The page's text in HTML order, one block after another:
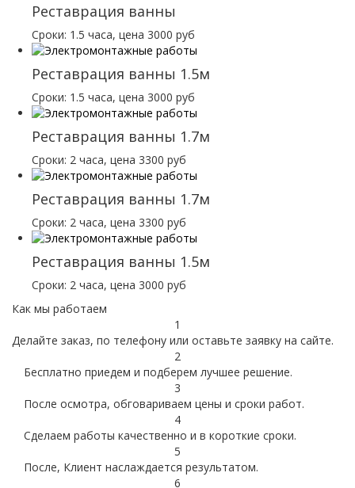
Реставрация ванны
Сроки: 1.5 часа, цена 3000 руб
Реставрация ванны 1.5м
Сроки: 1.5 часа, цена 3000 руб
Реставрация ванны 1.7м
Сроки: 2 часа, цена 3300 руб
Реставрация ванны 1.7м
Сроки: 2 часа, цена 3300 руб
Реставрация ванны 1.5м
Сроки: 2 часа, цена 3000 руб
Как мы работаем
1
Делайте заказ, по телефону или оставьте заявку на сайте.
2
Бесплатно приедем и подберем лучшее решение.
3
После осмотра, обговариваем цены и сроки работ.
4
Сделаем работы качественно и в короткие сроки.
5
После, Клиент наслаждается результатом.
6